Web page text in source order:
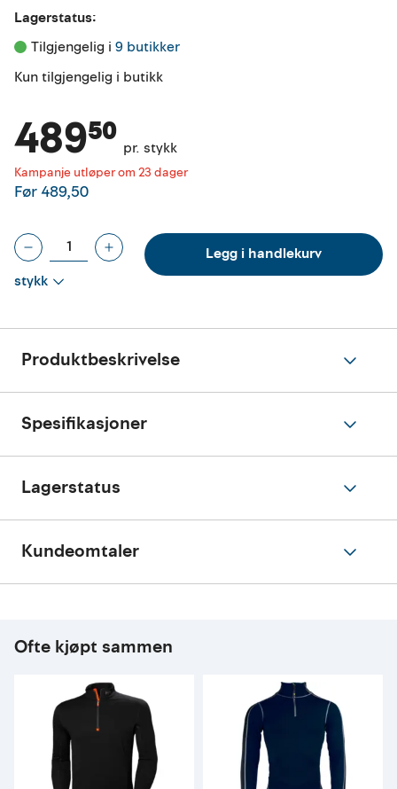
Lagerstatus:
Tilgjengelig i 9 butikker
Kun tilgjengelig i butikk
Kampanje utløper om 23 dager
489⁵⁰ pr. stykk
Før489,50
stykk
Legg i handlekurv
Produktbeskrivelse
Spesifikasjoner
Lagerstatus
Kundeomtaler
Ofte kjøpt sammen